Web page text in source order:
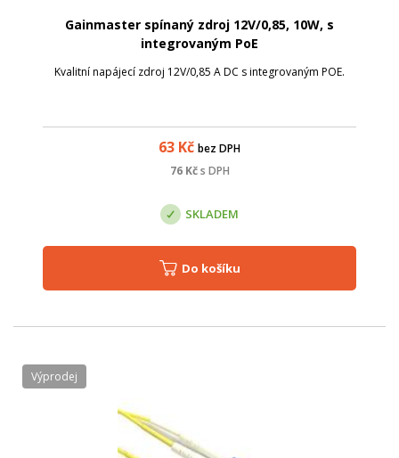
Gainmaster spínaný zdroj 12V/0,85, 10W, s
integrovaným PoE
Kvalitní napájecí zdroj 12V/0,85 A DC s integrovaným POE.
63 Kč bez DPH
76Kč s DPH
SKLADEM
Do košíku
Výprodej